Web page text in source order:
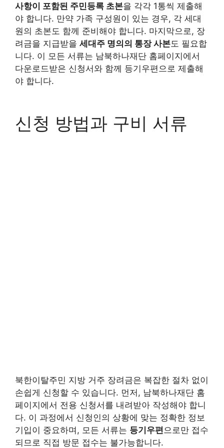
사항이 포함된 주민등록 초본을 각각 1통씩 제출해
야 합니다. 만약 가족 구성원이 있는 경우, 각 세대
원의 초본도 함께 준비해야 합니다. 마지막으로, 장
려금을 지급받을 세대주 명의의 통장 사본도 필요합
니다. 이 모든 서류는 남북하나재단 홈페이지에서
다운로드받은 신청서와 함께 등기우편으로 제출해
야 합니다.
신청 방법과 구비 서류
북한이탈주민 지방 거주 장려금은 복잡한 절차 없이
손쉽게 신청할 수 있습니다. 먼저, 남북하나재단 홈
페이지에서 전용 신청서를 내려받아 작성해야 합니
다. 이 과정에서 신청인의 상황에 맞는 정확한 정보
기입이 중요하며, 모든 서류는 등기우편 으로만 접수
되므로 직접 방문 접수는 불가능합니다.